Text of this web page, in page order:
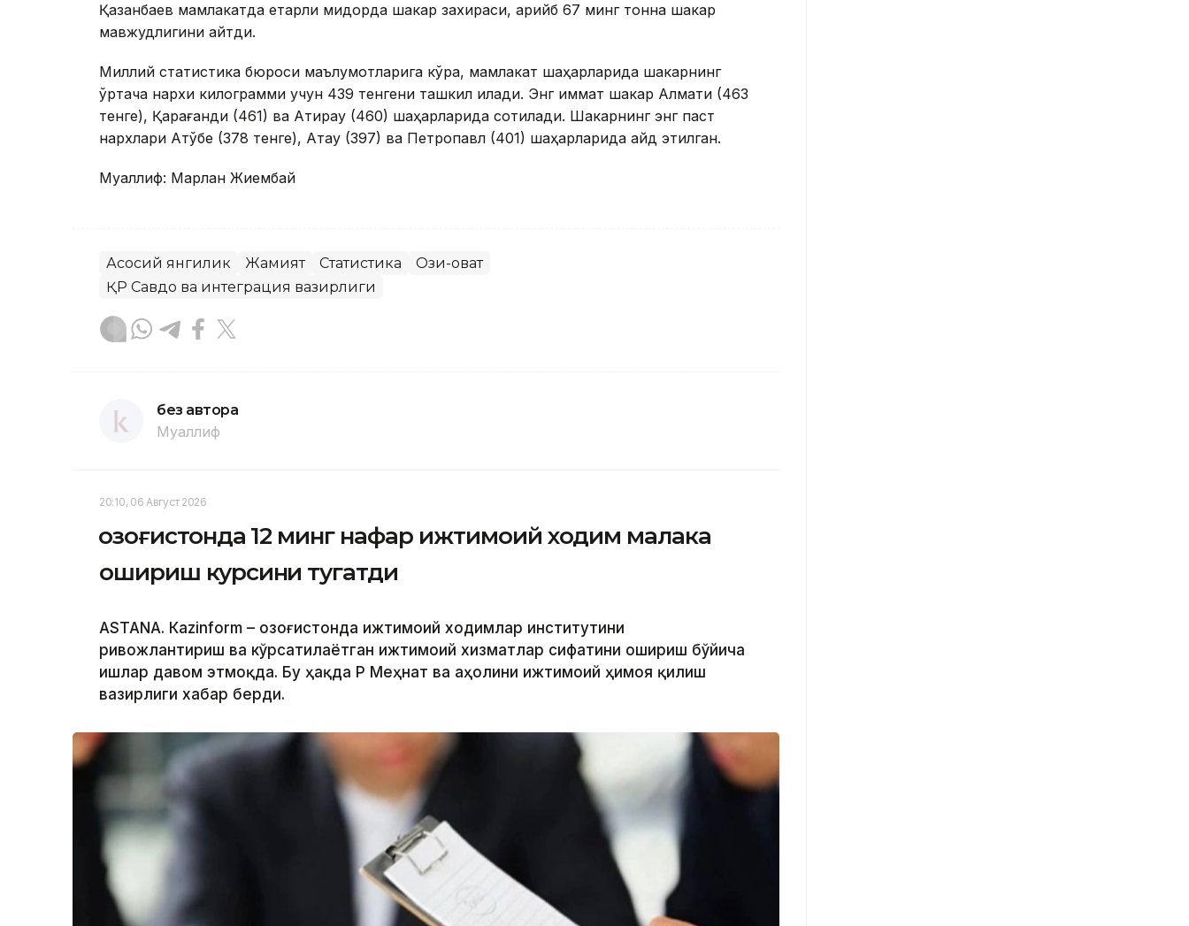
Қазанбаев мамлакатда етарли миқдорда шакар захираси, қарийб 67 минг тонна шакар
мавжудлигини айтди.
Миллий статистика бюроси маълумотларига кўра, мамлакат шаҳарларида шакарнинг
ўртача нархи килограмми учун 439 тенгени ташкил қилади. Энг қиммат шакар Алмати (463
тенге), Қарағанди (461) ва Атирау (460) шаҳарларида сотилади. Шакарнинг энг паст
нархлари Ақтўбе (378 тенге), Ақтау (397) ва Петропавл (401) шаҳарларида қайд этилган.
Муаллиф: Марлан Жиембай
Асосий янгилик Жамият Статистика
Озиқ-овқат
ҚР Савдо ва интеграция вазирлиги
без автора
Муаллиф
20:10, 06 Август 2026
Қозоғистонда 12 минг нафар ижтимоий ходим малака
ошириш курсини тугатди
ASTANА. Кazinform – Қозоғистонда ижтимоий ходимлар институтини
ривожлантириш ва кўрсатилаётган ижтимоий хизматлар сифатини ошириш бўйича
ишлар давом этмоқда. Бу ҳақда ҚР Меҳнат ва аҳолини ижтимоий ҳимоя қилиш
вазирлиги хабар берди.